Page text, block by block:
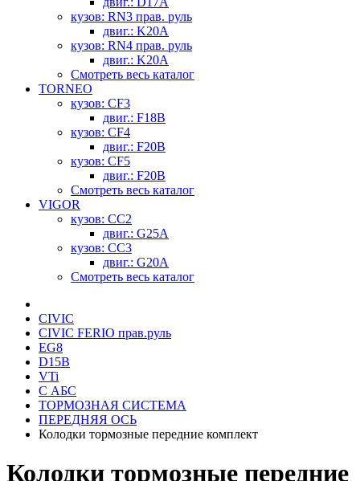
кузов: RN3 прав. руль
двиг.: K20A
кузов: RN4 прав. руль
двиг.: K20A
Смотреть весь каталог
TORNEO
кузов: CF3
двиг.: F18B
кузов: CF4
двиг.: F20B
кузов: CF5
двиг.: F20B
Смотреть весь каталог
VIGOR
кузов: CC2
двиг.: G25A
кузов: CC3
двиг.: G20A
Смотреть весь каталог
CIVIC
CIVIC FERIO прав.руль
EG8
D15B
VTi
С АБС
ТОРМОЗНАЯ СИСТЕМА
ПЕРЕДНЯЯ ОСЬ
Колодки тормозные передние комплект
Колодки тормозные передние